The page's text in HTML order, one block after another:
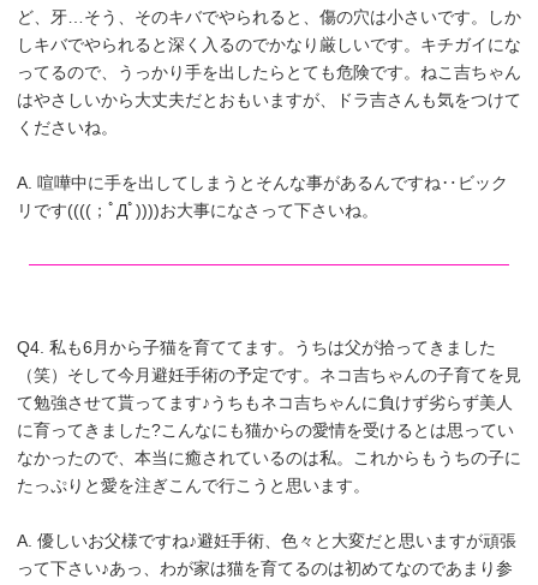
ど、牙…そう、そのキバでやられると、傷の穴は小さいです。しか
しキバでやられると深く入るのでかなり厳しいです。キチガイにな
ってるので、うっかり手を出したらとても危険です。ねこ吉ちゃん
はやさしいから大丈夫だとおもいますが、ドラ吉さんも気をつけて
くださいね。
A. 喧嘩中に手を出してしまうとそんな事があるんですね‥ビック
リです((((；ﾟДﾟ))))お大事になさって下さいね。
Q4. 私も6月から子猫を育ててます。うちは父が拾ってきました
（笑）そして今月避妊手術の予定です。ネコ吉ちゃんの子育てを見
て勉強させて貰ってます♪うちもネコ吉ちゃんに負けず劣らず美人
に育ってきました?こんなにも猫からの愛情を受けるとは思ってい
なかったので、本当に癒されているのは私。これからもうちの子に
たっぷりと愛を注ぎこんで行こうと思います。
A. 優しいお父様ですね♪避妊手術、色々と大変だと思いますが頑張
って下さい♪あっ、わが家は猫を育てるのは初めてなのであまり参